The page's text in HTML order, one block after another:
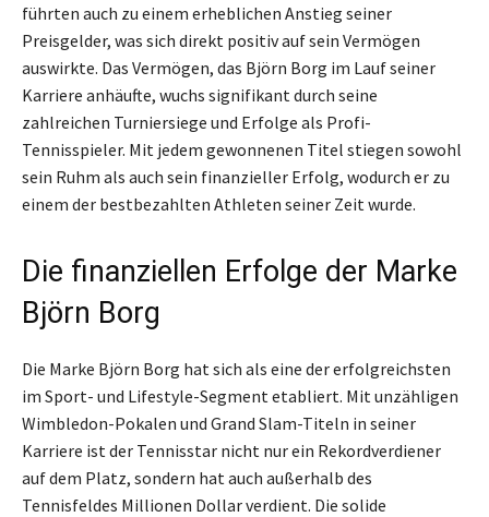
führten auch zu einem erheblichen Anstieg seiner
Preisgelder, was sich direkt positiv auf sein Vermögen
auswirkte. Das Vermögen, das Björn Borg im Lauf seiner
Karriere anhäufte, wuchs signifikant durch seine
zahlreichen Turniersiege und Erfolge als Profi-
Tennisspieler. Mit jedem gewonnenen Titel stiegen sowohl
sein Ruhm als auch sein finanzieller Erfolg, wodurch er zu
einem der bestbezahlten Athleten seiner Zeit wurde.
Die finanziellen Erfolge der Marke
Björn Borg
Die Marke Björn Borg hat sich als eine der erfolgreichsten
im Sport- und Lifestyle-Segment etabliert. Mit unzähligen
Wimbledon-Pokalen und Grand Slam-Titeln in seiner
Karriere ist der Tennisstar nicht nur ein Rekordverdiener
auf dem Platz, sondern hat auch außerhalb des
Tennisfeldes Millionen Dollar verdient. Die solide